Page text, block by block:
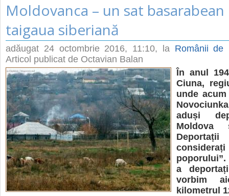
Moldovanca – un sat
taigaua siberiană
adăugat 24 octombrie 2016, 11:10, la Românii de
Articol publicat de Octavian Balan
În anul
Ciuna,
unde
aduși
Moldova
poporului”.
a
vorbim
kilometrul